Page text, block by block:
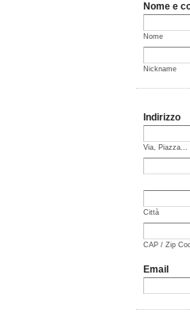
Nome e
Nome
Nickname
Indirizzo
Via, Piazza...
Città
CAP / Zip
Email